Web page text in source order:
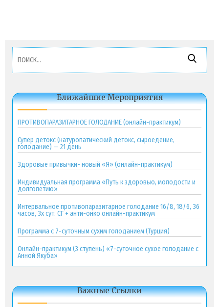
Найти:
Ближайшие Мероприятия
ПРОТИВОПАРАЗИТАРНОЕ ГОЛОДАНИЕ (онлайн-практикум)
Супер детокс (натуропатический детокс, сыроедение,
голодание) — 21 день
Здоровые привычки- новый «Я» (онлайн-практикум)
Индивидуальная программа «Путь к здоровью, молодости и
долголетию»
Интервальное противопаразитарное голодание 16/8, 18/6, 36
часов, 3х сут. СГ + анти-онко онлайн-практикум
Программа с 7-суточным сухим голоданием (Турция)
Онлайн-практикум (3 ступень) «7-суточное сухое голодание с
Анной Якуба»
Важные Ссылки